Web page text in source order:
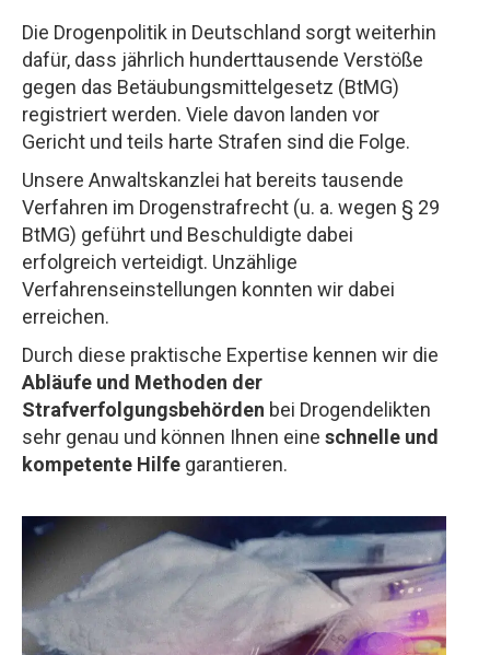
Die Drogenpolitik in Deutschland sorgt weiterhin
dafür, dass jährlich hunderttausende Verstöße
gegen das Betäubungsmittelgesetz (BtMG)
registriert werden. Viele davon landen vor
Gericht und teils harte Strafen sind die Folge.
Unsere Anwaltskanzlei hat bereits tausende
Verfahren im Drogenstrafrecht (u. a. wegen § 29
BtMG) geführt und Beschuldigte dabei
erfolgreich verteidigt. Unzählige
Verfahrenseinstellungen konnten wir dabei
erreichen.
Durch diese praktische Expertise kennen wir die
Abläufe und Methoden der
Strafverfolgungsbehörden bei Drogendelikten
sehr genau und können Ihnen eine schnelle und
kompetente Hilfe garantieren.